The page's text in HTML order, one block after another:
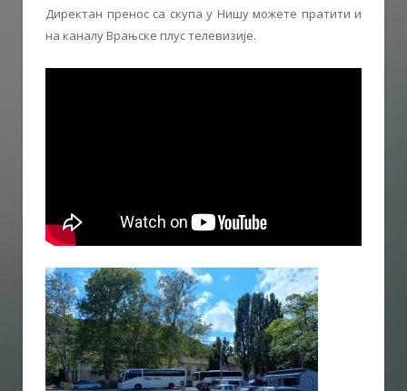
Директан пренос са скупа у Нишу можете пратити и
на каналу Врањске плус телевизије.